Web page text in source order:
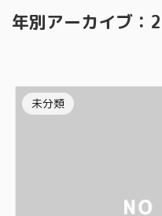
年別アーカイブ：
未分類